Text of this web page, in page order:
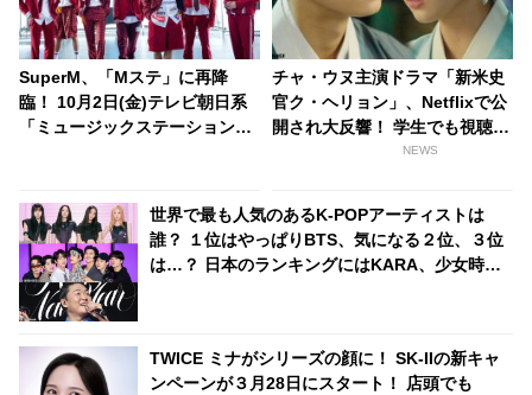
SuperM、「Mステ」に再降
臨！ 10月2日(金)テレビ朝日系
「ミュージックステーション3
を日本初披露へ
チャ・ウヌ主演ドラマ「新米史
官ク・ヘリョン」、Netflixで公
開され大反響！ 学生でも視聴し
やすいライトなロマンス時代劇
NEWS
世界で最も人気のあるK-POPアーティストは
誰？ １位はやっぱりBTS、気になる２位、３位
は…？ 日本のランキングにはKARA、少女時代
TWICE ミナがシリーズの顔に！ SK-IIの新キャ
ンペーンが３月28日にスタート！ 店頭でも